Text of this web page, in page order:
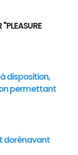
disposition,
permettant
dorénavant